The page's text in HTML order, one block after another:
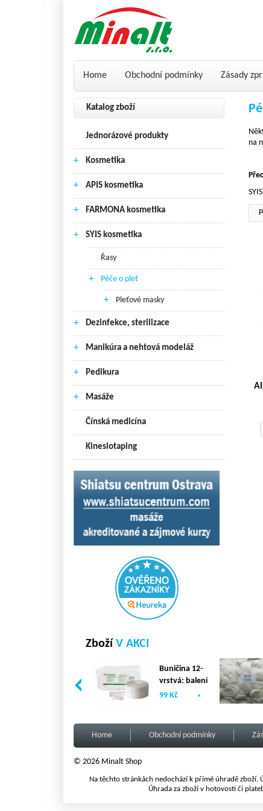
Home Obchodní podmínky Zásady
Katalog zboží
Jednorázové produkty
+ Kosmetika
+ APIS kosmetika
+ FARMONA kosmetika
+ SYIS kosmetika
Řasy
+ Péče o pleť
+ Pleťové masky
+ Dezinfekce, sterilizace
+ Manikúra a nehtová modeláž
+ Pedikura
+ Masáže
Čínská medicína
Kinesiotaping
na
Zboží V AKCI
Buničina 12-
vrstvá: balení
(2 x 500ks)
99 Kč
Home Obchodní podmínky
© 2026 Minalt Shop
Na těchto stránkách nedochází k přímé úhradě
Úhrada za zboží v hotovosti či